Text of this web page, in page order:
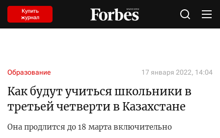
Купить
журнал
Образование 17 января 2022, 14:04
Как будут учиться школьники в
третьей четверти в Казахстане
Она продлится до 18 марта включительно